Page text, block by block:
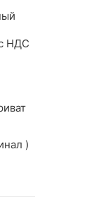
НДС
)